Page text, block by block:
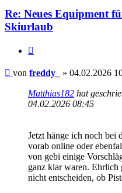
Re: Neues Equipment
Skiurlaub
Beitrag
von freddy_ » 04.02.2026
Matthias182 hat
04.02.2026 08:45
Jetzt hänge ich noch bei
vorab online oder
von gebi einige
ganz klar waren. Ehrlich
nicht entscheiden, ob